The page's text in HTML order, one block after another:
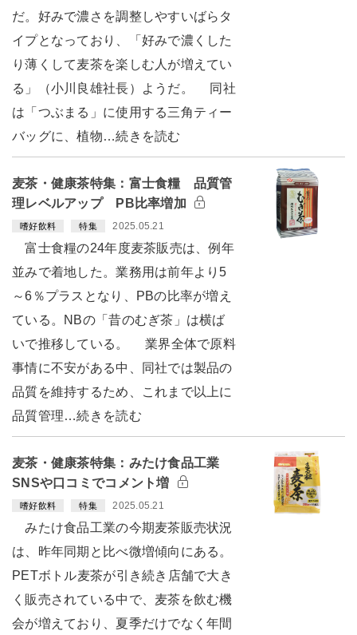
だ。好みで濃さを調整しやすいばらタ
イプとなっており、「好みで濃くした
り薄くして麦茶を楽しむ人が増えてい
る」（小川良雄社長）ようだ。 同社
は「つぶまる」に使用する三角ティー
バッグに、植物…続きを読む
麦茶・健康茶特集：富士食糧 品質管
理レベルアップ PB比率増加
嗜好飲料 特集 2025.05.21
富士食糧の24年度麦茶販売は、例年
並みで着地した。業務用は前年より5
～6％プラスとなり、PBの比率が増え
ている。NBの「昔のむぎ茶」は横ば
いで推移している。 業界全体で原料
事情に不安がある中、同社では製品の
品質を維持するため、これまで以上に
品質管理…続きを読む
麦茶・健康茶特集：みたけ食品工業
SNSや口コミでコメント増
嗜好飲料 特集 2025.05.21
みたけ食品工業の今期麦茶販売状況
は、昨年同期と比べ微増傾向にある。
PETボトル麦茶が引き続き店舗で大き
く販売されている中で、麦茶を飲む機
会が増えており、夏季だけでなく年間